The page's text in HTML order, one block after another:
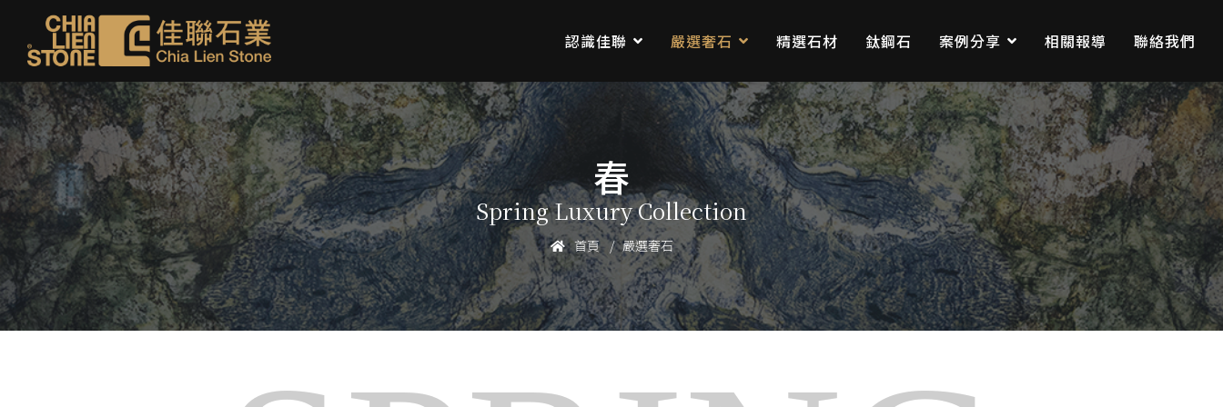
認識佳聯 嚴選奢石 精選石材 鈦鋼石 案例分享 相關報導 聯絡我們
春
Spring Luxury Collection
首頁 嚴選奢石